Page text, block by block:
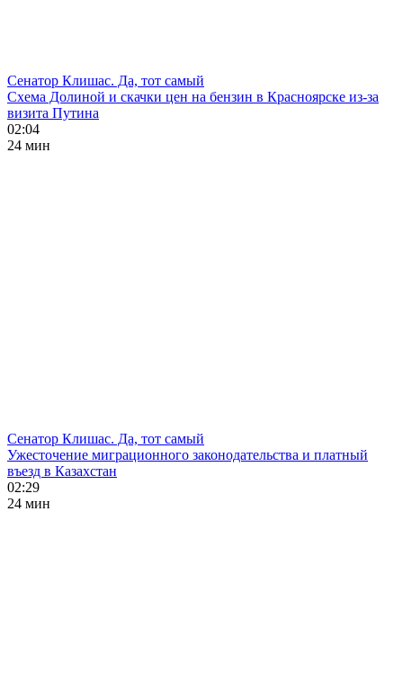
Сенатор Клишас. Да, тот самый
Схема Долиной и скачки цен на бензин в Красноярске из-за
визита Путина
02:04
24 мин
Сенатор Клишас. Да, тот самый
Ужесточение миграционного законодательства и платный
въезд в Казахстан
02:29
24 мин